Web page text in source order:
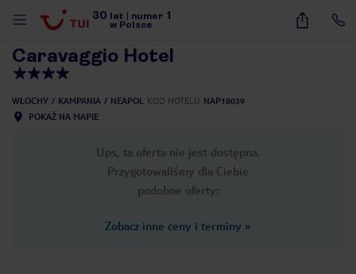
30 lat numer 1
w Polsce
16
Caravaggio Hotel
WŁOCHY KAMPANIA NEAPOL KOD HOTELU NAP18039
POKAŻ NA MAPIE
Ups, ta oferta nie jest dostępna.
Przygotowaliśmy dla Ciebie
podobne oferty:
Zobacz inne ceny i terminy »